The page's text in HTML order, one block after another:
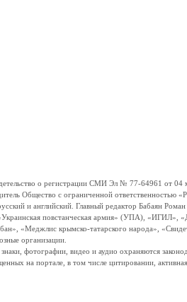
о регистрации СМИ Эл № 77-64961 от 04
Общество с ограниченной
и английский. Главный редактор Бабаян
повстанческая армия» (УПА),
крымско-татарского народа»,
организации.
фотографии, видео и аудио охраняются
на портале, в том числе цитировании,